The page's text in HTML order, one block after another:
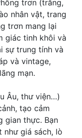
trơn (trắng,
nhân vật, trang
trơn mang lại
giác tinh khôi và
sự trung tính và
và vintage,
mạn.
Âu, thư viện…)
tạo cảm
gian thực. Bạn
giá sách, lò